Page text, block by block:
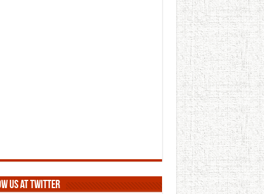
us at Twitter